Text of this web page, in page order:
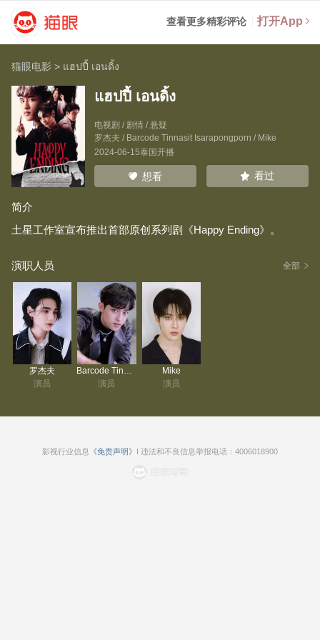
查看更多精彩评论 打开App
猫眼电影 > แฮปปี้ เอนดิ้ง
แฮปปี้ เอนดิ้ง
电视剧 / 剧情 / 悬疑
罗杰夫 / Barcode Tinnasit Isarapongporn / Mike
2024-06-15泰国开播
想看 看过
简介
土星工作室宣布推出首部原创系列剧《Happy Ending》。
演职人员 全部
罗杰夫
演员
Barcode Tinnasit Isarapongporn
演员
Mike
演员
影视行业信息 《免责声明》 I 违法和不良信息举报电话：4006018900